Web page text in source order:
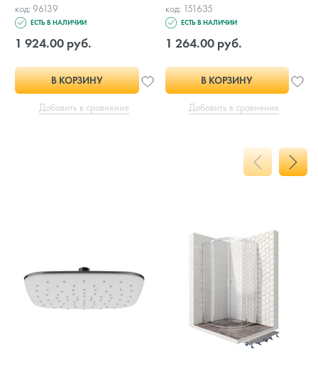
код: 96139
ЕСТЬ В НАЛИЧИИ
1 924.00 руб.
В КОРЗИНУ
Добавить в сравнение
код: 151635
ЕСТЬ В НАЛИЧИИ
1 264.00 руб.
В КОРЗИНУ
Добавить в сравнение